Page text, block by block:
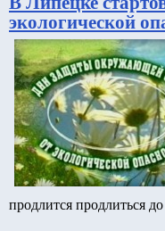
экологической
продлится продлиться